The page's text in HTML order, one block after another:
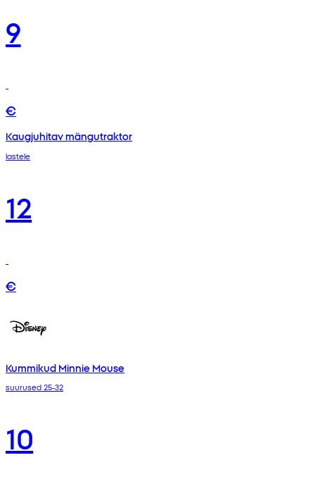
9
€
Kaugjuhitav mängutraktor
lastele
12
€
Kummikud Minnie Mouse
suurused 25-32
10